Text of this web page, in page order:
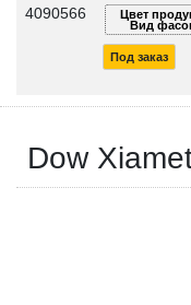
4090566
Цвет
Вид
Под заказ
Dow